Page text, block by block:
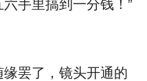
手里搞到一分钱！”
罢了，镜头开通的